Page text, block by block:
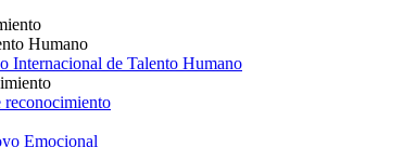
Humano
Internacional de Talento Humano
Emocional